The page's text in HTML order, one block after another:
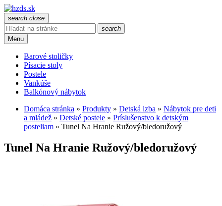
search close
search
Menu
Barové stoličky
Písacie stoly
Postele
Vankúše
Balkónový nábytok
Domáca stránka » Produkty » Detská izba » Nábytok pre deti
a mládež » Detské postele » Príslušenstvo k detským
posteliam » Tunel Na Hranie Ružový/bledoružový
Tunel Na Hranie Ružový/bledoružový